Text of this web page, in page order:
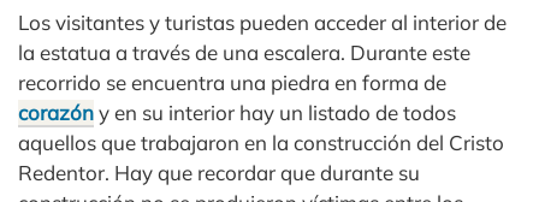
Los visitantes y turistas pueden acceder al interior de
la estatua a través de una escalera. Durante este
recorrido se encuentra una piedra en forma de
corazóny en su interior hay un listado de todos
aquellos que trabajaron en la construcción del Cristo
Redentor. Hay que recordar que durante su